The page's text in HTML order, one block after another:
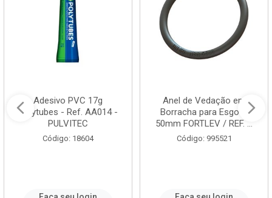
Adesivo PVC 17g
Polytubes - Ref. AA014 -
PULVITEC
Código: 18604
Anel de Vedação em
Borracha para Esgoto
50mm FORTLEV / REF. ...
Código: 995521